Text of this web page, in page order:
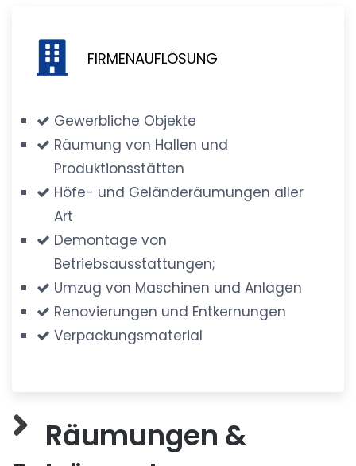
FIRMENAUFLÖSUNG
Gewerbliche Objekte
Räumung von Hallen und
Produktionsstätten
Höfe- und Geländeräumungen aller
Art
Demontage von
Betriebsausstattungen;
Umzug von Maschinen und Anlagen
Renovierungen und Entkernungen
Verpackungsmaterial
Räumungen &